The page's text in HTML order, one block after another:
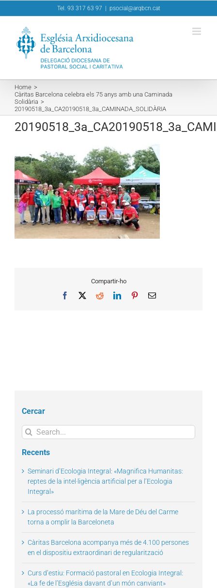
to
Tel. 93 317 63 97 psocial@arqbcn.cat
Home
Càritas Barcelona celebra els 75 anys amb una Caminada
Solidària
20190518_3a_CA20190518_3a_CAMINADA_SOLIDÀRIA
Compartir-ho
Facebook RedditLinkedInPinterestEmail
Cercar
Search
for:
Recents
Seminari d’Ecologia Integral: «Magnifica Humanitas:
reptes de la intel·ligència artificial per a l’Ecologia
Integral»
La processó marítima de la Mare de Déu del Carme
torna a omplir la Barceloneta
Càritas Barcelona acompanya més de 4.100 persones
en el dispositiu extraordinari de regularització
Curs d’estiu: Formació pastoral en Ecologia Integral:
«La fe de l’Església davant d’un món canviant»